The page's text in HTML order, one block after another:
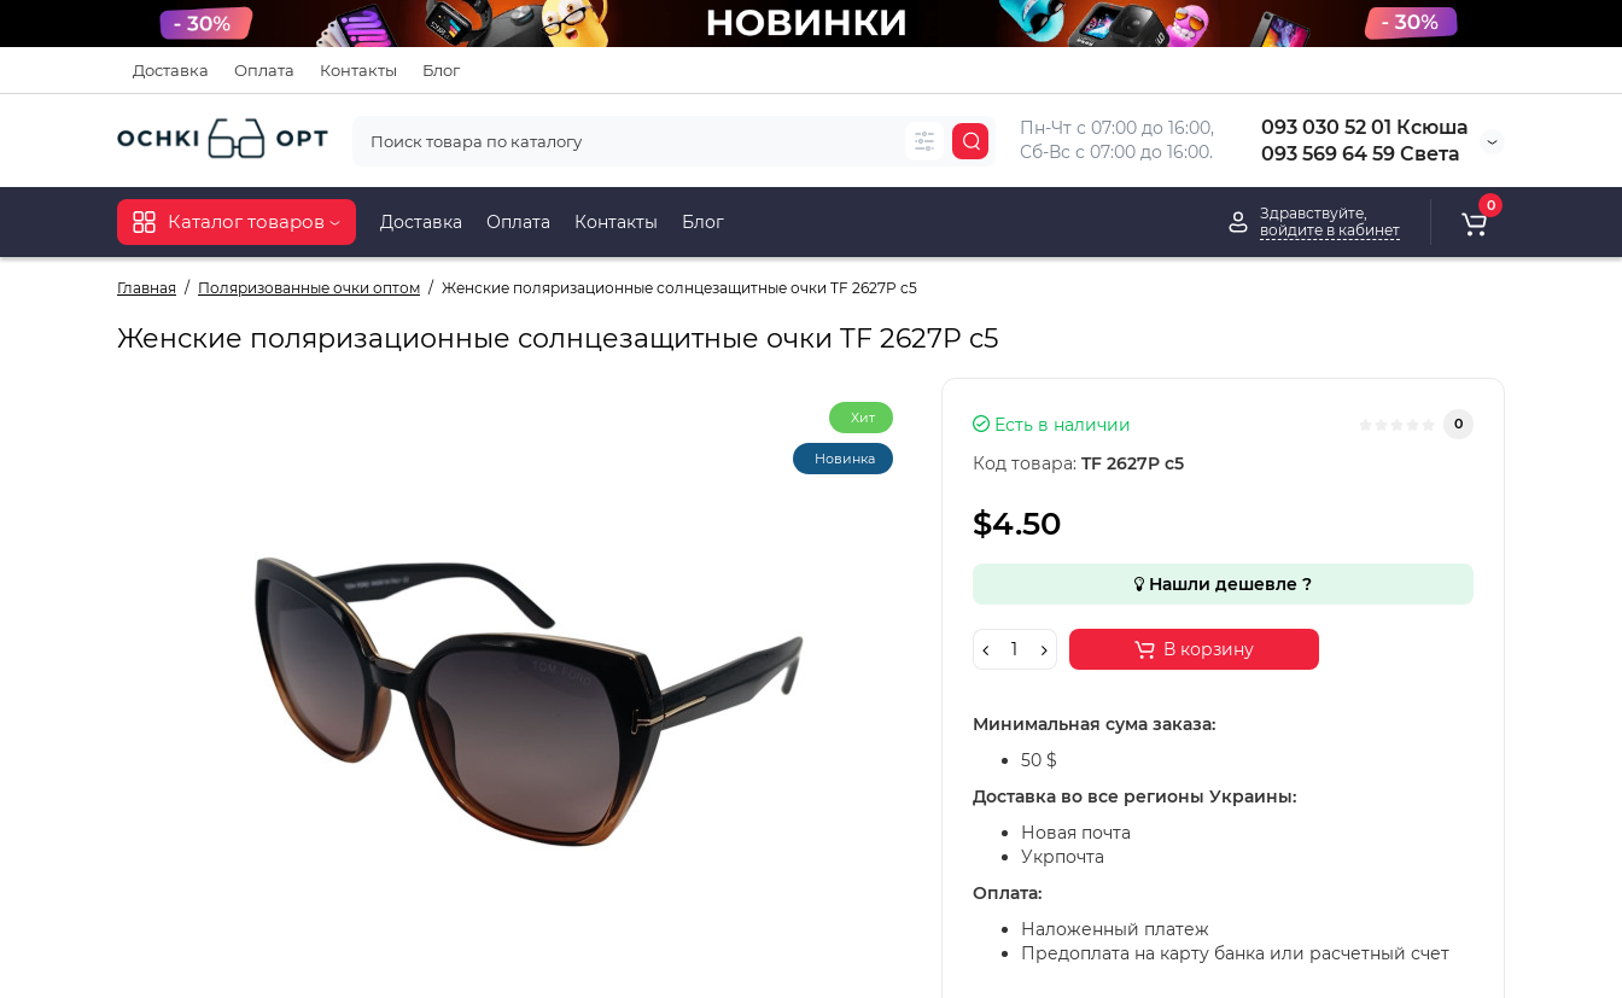
Доставка Оплата Контакты Блог
Пн-Чт с 07:00 до 16:00,
Сб-Вс с 07:00 до 16:00.
093 030 52 01 Ксюша
093 569 64 59 Света
Каталог товаров Доставка Оплата Контакты Блог
Здравствуйте,
войдите в кабинет
0
Главная Поляризованные очки оптом Женские поляризационные солнцезащитные очки TF 2627P c5
Женские поляризационные солнцезащитные очки TF 2627P c5
Хит
Новинка
Есть в наличии 0
Код товара: TF 2627P c5
$4.50
Нашли дешевле ?
В корзину
Минимальная сума заказа:
50 $
Доставка во все регионы Украины:
Новая почта
Укрпочта
Оплата:
Наложенный платеж
Предоплата на карту банка или расчетный счет